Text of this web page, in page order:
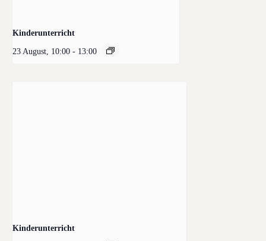
Kinderunterricht
23 August, 10:00 - 13:00
Kinderunterricht